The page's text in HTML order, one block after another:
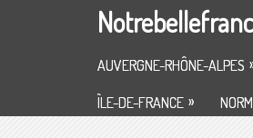
AUVERGNE-RHÔNE-ALPES
ÎLE-DE-FRANCE »